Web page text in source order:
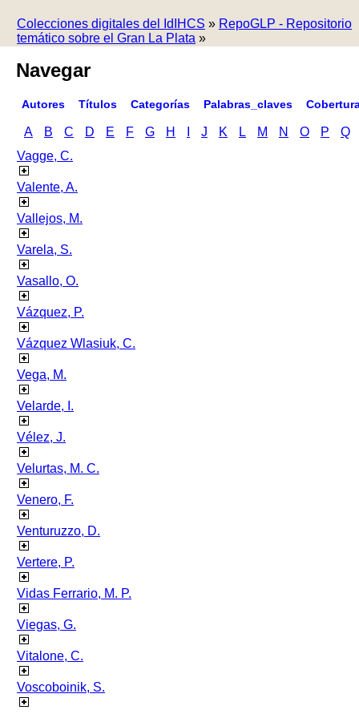
Colecciones digitales del IdIHCS » RepoGLP - Repositorio
temático sobre el Gran La Plata »
Navegar
Autores Títulos Categorías Palabras_claves
A B C D E F G H J K L M N O P
Q
Vagge, C.
Valente, A.
Vallejos, M.
Varela, S.
Vasallo, O.
Vázquez, P.
Vázquez Wlasiuk, C.
Vega, M.
Velarde, I.
Vélez, J.
Velurtas, M. C.
Venero, F.
Venturuzzo, D.
Vertere, P.
Vidas Ferrario, M. P.
Viegas, G.
Vitalone, C.
Voscoboinik, S.